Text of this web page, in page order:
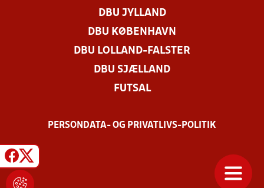
DBU JYLLAND
DBU KØBENHAVN
DBU LOLLAND-FALSTER
DBU SJÆLLAND
FUTSAL
PERSONDATA- OG PRIVATLIVS-POLITIK